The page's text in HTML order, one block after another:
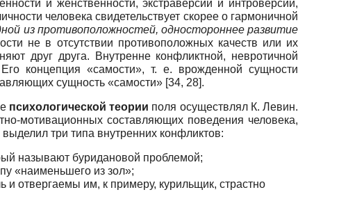
и женственности, экстраверсии и интроверсии,
человека свидетельствует скорее о гармоничной
из противоположностей, одностороннее развитие
не в отсутствии противоположных качеств или их
друг друга. Внутренне конфликтной, невротичной
концепция «самости», т. е. врожденной сущности
сущность «самости» [34, 28].
психологической теории поля осуществлял К. Левин.
мотивационных составляющих поведения человека,
три типа внутренних конфликтов:
называют буридановой проблемой;
«наименьшего из зол»;
и отвергаемы им, к примеру, курильщик, страстно